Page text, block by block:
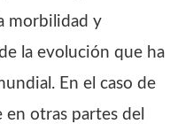
morbilidad y
la evolución que ha
En el caso de
otras partes del